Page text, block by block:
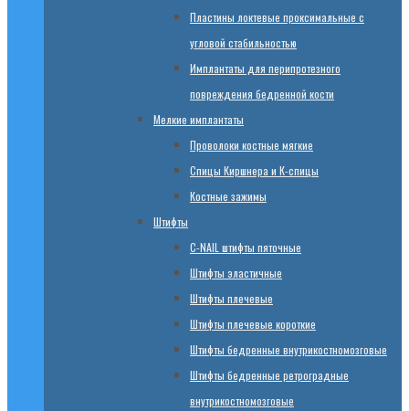
Пластины локтевые проксимальные с
угловой стабильностью
Имплантаты для перипротезного
повреждения бедренной кости
Мелкие имплантаты
Проволоки костные мягкие
Спицы Киршнера и К-спицы
Костные зажимы
Штифты
C-NAIL штифты пяточные
Штифты эластичные
Штифты плечевые
Штифты плечевые короткие
Штифты бедренные внутрикостномозговые
Штифты бедренные ретроградные
внутрикостномозговые